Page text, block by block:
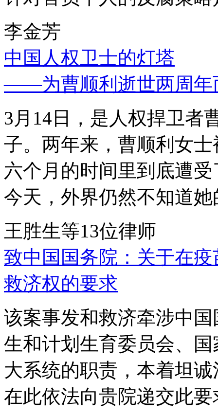
李金芳
中国人权卫士的灯塔
——为曹顺利逝世两周年
3月14日，是人权捍卫者
子。两年来，曹顺利女
六个月的时间里到底遭
今天，外界仍然不知道
王胜生等13位律师
致中国国务院：关于在
救济权的要求
该案事发和救济牵涉中
生和计划生育委员会、
大系统的职责，本着坦
在此依法向贵院递交此要